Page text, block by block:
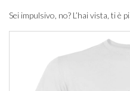
Sei impulsivo, no? L’hai vista, ti è